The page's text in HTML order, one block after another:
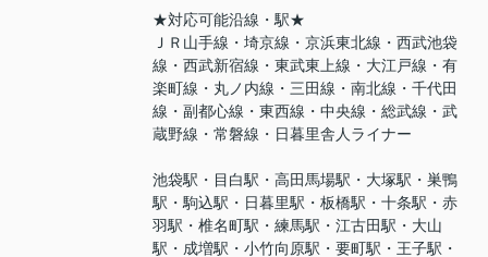
★対応可能沿線・駅★
ＪＲ山手線・埼京線・京浜東北線・西武池袋
線・西武新宿線・東武東上線・大江戸線・有
楽町線・丸ノ内線・三田線・南北線・千代田
線・副都心線・東西線・中央線・総武線・武
蔵野線・常磐線・日暮里舎人ライナー
池袋駅・目白駅・高田馬場駅・大塚駅・巣鴨
駅・駒込駅・日暮里駅・板橋駅・十条駅・赤
羽駅・椎名町駅・練馬駅・江古田駅・大山
駅・成増駅・小竹向原駅・要町駅・王子駅・